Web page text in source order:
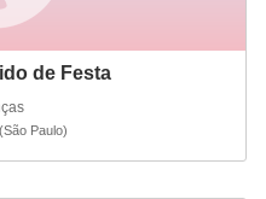
de Festa
(São Paulo)